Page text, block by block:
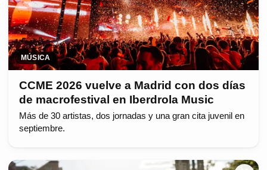
MÚSICA
CCME 2026 vuelve a Madrid con dos días
de macrofestival en Iberdrola Music
Más de 30 artistas, dos jornadas y una gran cita juvenil en
septiembre.